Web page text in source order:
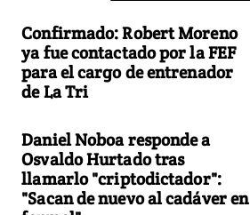
Confirmado: Robert Moreno
ya fue contactado por la FEF
para el cargo de entrenador
de La Tri
Daniel Noboa responde a
Osvaldo Hurtado tras
llamarlo "criptodictador":
"Sacan de nuevo al cadáver en